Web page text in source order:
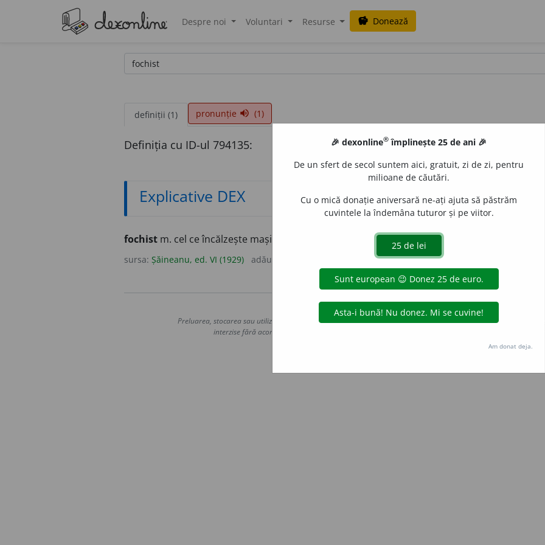
Despre noi Voluntari Resurse savings Donează
definiții (1) pronunție volume_up (1)
Definiția cu ID-ul 794135:
Explicative DEX
fochist m. cel ce încălzește mașina locomotivei.
sursa: Șăineanu, ed. VI (1929) adăugată de acțiuni
Copyright © 2004-2026 dexonline (https://dexonline.ro)
Preluarea, stocarea sau utilizarea datelor de pe acest site, inclusiv prin orice metode de extragere automată
interzise fără acordul nostru prealabil scris, cu excepția seturilor de date oferite oficial spre utilizare
Hosterion
🎉 dexonline® împlinește 25 de ani 🎉
De un sfert de secol suntem aici, gratuit, zi de zi, pentru
milioane de căutări.
Cu o mică donație aniversară ne-ați ajuta să păstrăm
cuvintele la îndemâna tuturor și pe viitor.
Am donat deja.